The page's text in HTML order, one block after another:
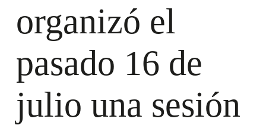
organizó el
pasado 16 de
julio una sesión